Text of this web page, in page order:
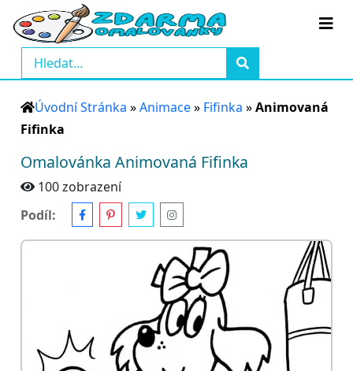
Úvodní Stránka »Animace» Fifinka »Animovaná
Fifinka
Omalovánka Animovaná Fifinka
100 zobrazení
Podíl: